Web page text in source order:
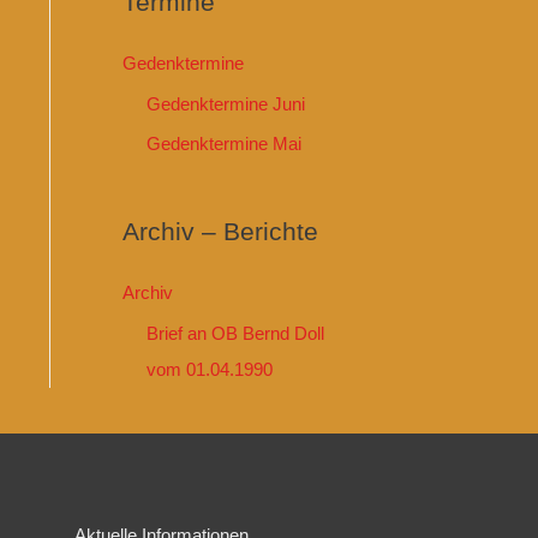
Gedenktermine
Gedenktermine Juni
Gedenktermine Mai
Archiv – Berichte
Archiv
Brief an OB Bernd Doll
vom 01.04.1990